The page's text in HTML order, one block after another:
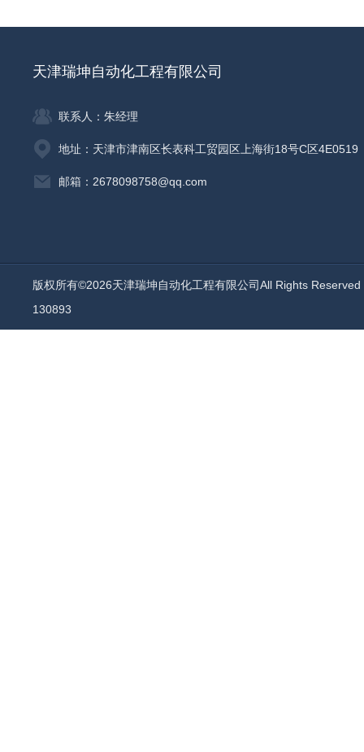
天津瑞坤自动化工程有限公司
联系人：朱经理
地址：天津市津南区长表科工贸园区上海街18号C区4E0519
邮箱：2678098758@qq.com
版权所有©2026天津瑞坤自动化工程有限公司All Rights
130893